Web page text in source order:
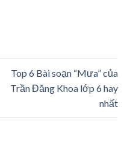
Top 6 Bài soạn “Mưa” của
Trần Đăng Khoa lớp 6 hay
nhất